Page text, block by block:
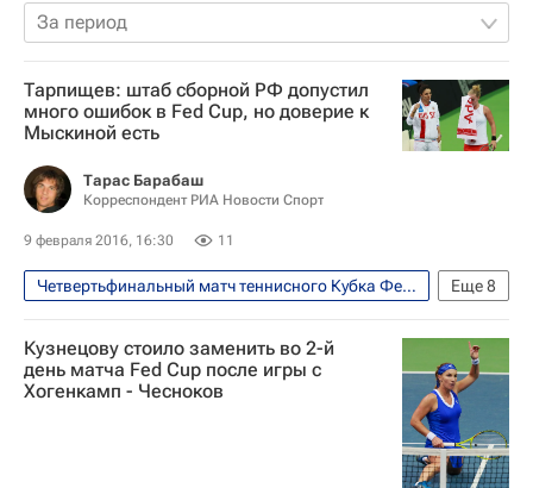
За период
Тарпищев: штаб сборной РФ допустил
много ошибок в Fed Cup, но доверие к
Мыскиной есть
Тарас Барабаш
Корреспондент РИА Новости Спорт
9 февраля 2016, 16:30 11
Еще8
Четвертьфинальный матч теннисного Кубка Федерации между сборными России и Нидерландов, 6-7 февраля
Теннис
Спорт
Шамиль Тарпищев
Анастасия Мыскина
Кузнецову стоило заменить во 2-й
день матча Fed Cup после игры с
Хогенкамп - Чесноков